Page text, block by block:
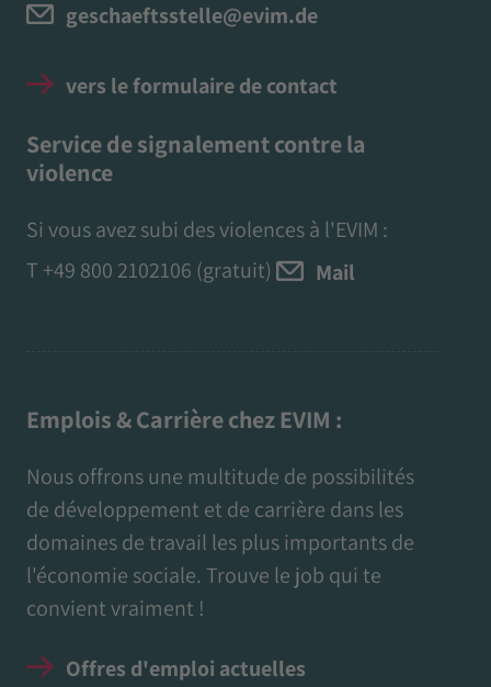
geschaeftsstelle@evim.de
vers le formulaire de contact
Service de signalement contre la
violence
Si vous avez subi des violences à l'EVIM :
T +49 800 2102106 (gratuit) Mail
Emplois & Carrière chez EVIM :
Nous offrons une multitude de possibilités
de développement et de carrière dans les
domaines de travail les plus importants de
l'économie sociale. Trouve le job qui te
convient vraiment !
Offres d'emploi actuelles